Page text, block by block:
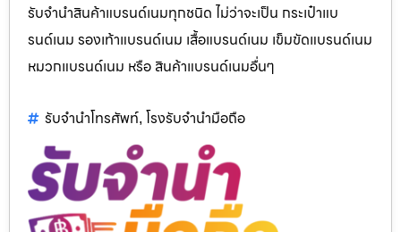
รับจำนำสินค้าแบรนด์เนมทุกชนิด ไม่ว่าจะเป็น กระเป๋าแบ
รนด์เนม รองเท้าแบรนด์เนม เสื้อแบรนด์เนม เข็มขัดแบรนด์เนม
หมวกแบรนด์เนม หรือ สินค้าแบรนด์เนมอื่นๆ
รับจำนำโทรศัพท์, โรงรับจำนำมือถือ